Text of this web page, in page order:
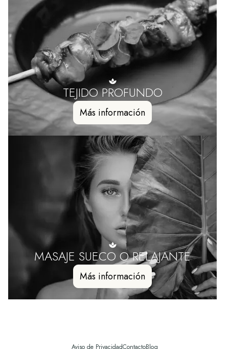
TEJIDO PROFUNDO
Más información
MASAJE SUECO O RELAJANTE
Más información
Aviso de PrivacidadContactoBlog